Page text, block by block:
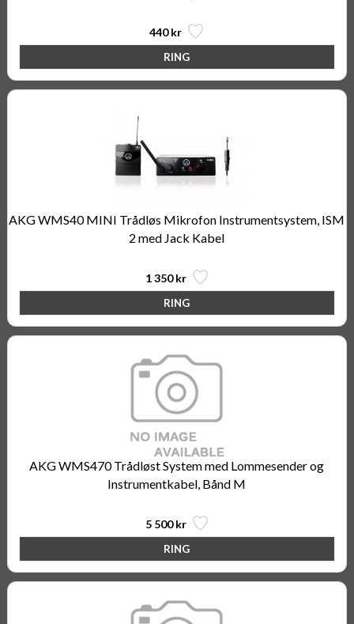
440 kr
AKG WMS40 MINI Trådløs Mikrofon Instrumentsystem, ISM
2 med Jack Kabel
1 350 kr
AKG WMS470 Trådløst System med Lommesender og
Instrumentkabel, Bånd M
5 500 kr